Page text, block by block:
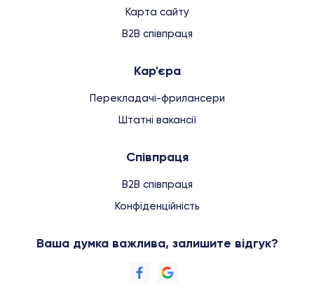
Карта сайту
B2B співпраця
Кар'єра
Перекладачі-фрилансери
Штатні вакансії
Співпраця
B2B співпраця
Конфіденційність
Ваша думка важлива, залишите відгук?